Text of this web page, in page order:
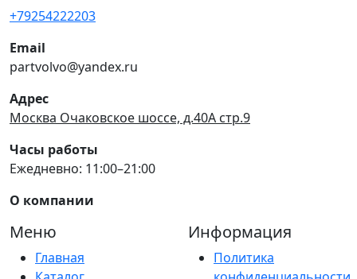
+79254222203
Email
partvolvo@yandex.ru
Адрес
Москва Очаковское шоссе, д.40А стр.9
Часы работы
Ежедневно: 11:00–21:00
О компании
Меню
Главная
Информация
Политика